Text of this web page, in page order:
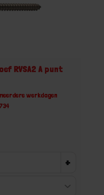
RVSA2 A punt
werkdagen
+